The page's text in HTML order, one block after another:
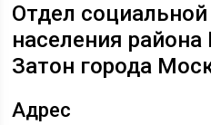
Отдел
населения района
Затон города
Адрес